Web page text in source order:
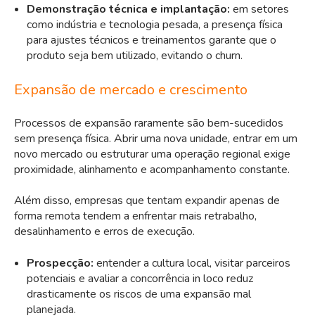
Demonstração técnica e implantação: em setores
como indústria e tecnologia pesada, a presença física
para ajustes técnicos e treinamentos garante que o
produto seja bem utilizado, evitando o churn.
Expansão de mercado e crescimento
Processos de expansão raramente são bem-sucedidos
sem presença física. Abrir uma nova unidade, entrar em um
novo mercado ou estruturar uma operação regional exige
proximidade, alinhamento e acompanhamento constante.
Além disso, empresas que tentam expandir apenas de
forma remota tendem a enfrentar mais retrabalho,
desalinhamento e erros de execução.
Prospecção: entender a cultura local, visitar parceiros
potenciais e avaliar a concorrência in loco reduz
drasticamente os riscos de uma expansão mal
planejada.